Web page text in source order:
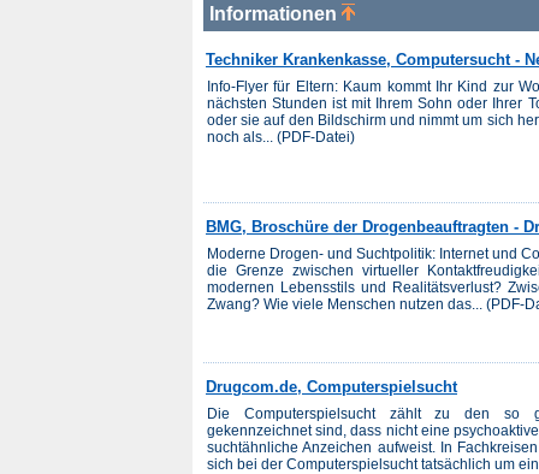
Informationen
Techniker Krankenkasse, Computersucht -
Info-Flyer für Eltern: Kaum kommt Ihr Kind zur
nächsten Stunden ist mit Ihrem Sohn oder Ihrer
oder sie auf den Bildschirm und nimmt um sich
noch als... (PDF-Datei)
BMG, Broschüre der Drogenbeauftragten -
Moderne Drogen- und Suchtpolitik: Internet und
die Grenze zwischen virtueller
modernen Lebensstils und Realitätsverlust?
Zwang? Wie viele Menschen nutzen das... (PDF-
Drugcom.de, Computerspielsucht
Die Computerspielsucht zählt zu den so
gekennzeichnet sind, dass nicht eine
suchtähnliche Anzeichen aufweist. In
sich bei der Computerspielsucht tatsächlich um